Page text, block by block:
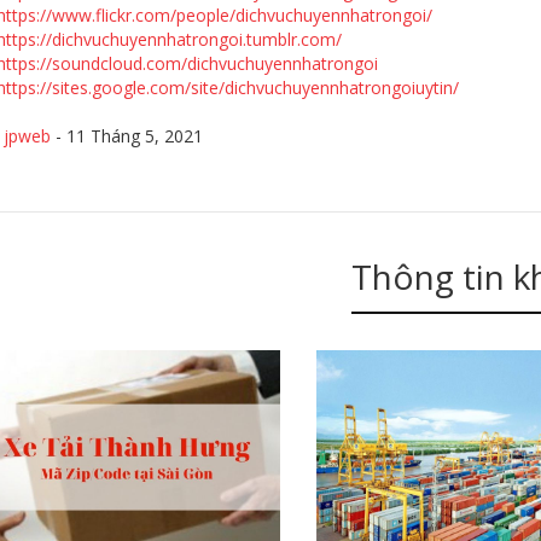
www.flickr.com/people/dichvuchuyennhatrongoi/
dichvuchuyennhatrongoi.tumblr.com/
soundcloud.com/dichvuchuyennhatrongoi
sites.google.com/site/dichvuchuyennhatrongoiuytin/
jpweb - 11 Tháng 5, 2021
Thông tin